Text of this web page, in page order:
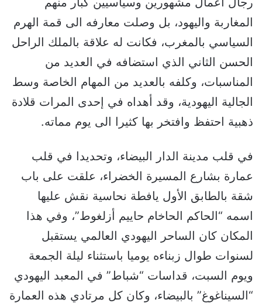
المغاربة واليهود، بل وصلت معارفه الى قمة الهرم
السياسي بالمغرب، فكانت له علاقة بالملك الراحل
الحسن الثاني الذي استضافه في العديد من
المناسبات، وكلفه بالعديد من المهام الخاصة وسط
الجالية اليهودية، وقد أهداه في إحدى المرات قلادة
ذهبية احتفظ وافتخر بها كثيرا الى يوم مماته.
في قلب مدينة الدار البيضاء، وتحديدا في قلب
عمارة بشارع المسيرة الخضراء، علقت على باب
شقة بالطابق الأول يافطة نحاسية نقش عليها
اسمه “الحاكم الحاخام حاييم أزلغوط”، وفي هذا
المكان كان الساحر اليهودي العالمي يستقبل
لسنوات طوال زبناءه يوميا باستثناء ليلة الجمعة
ويوم السبت، قداسات “شباط” في المعبد اليهودي
“السيناغوغ” بالبيضاء، وكان كل مرتادي هذه العمارة